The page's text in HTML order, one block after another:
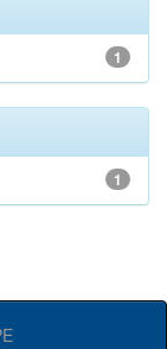
1
1